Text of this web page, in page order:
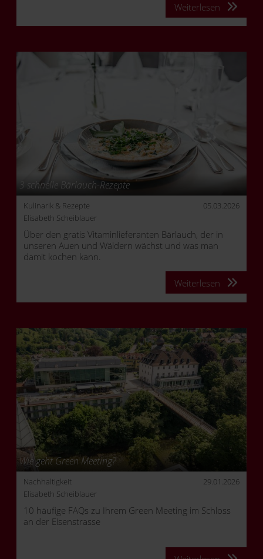
Weiterlesen
3 schnelle Bärlauch-Rezepte
Kulinarik & Rezepte
05.03.2026
Elisabeth Scheiblauer
Über den gratis Vitaminlieferanten Bärlauch, der in
unseren Auen und Wäldern wächst und was man
damit kochen kann.
Weiterlesen
Wie geht Green Meeting?
Nachhaltigkeit
29.01.2026
Elisabeth Scheiblauer
10 häufige FAQs zu Ihrem Green Meeting im Schloss
an der Eisenstrasse